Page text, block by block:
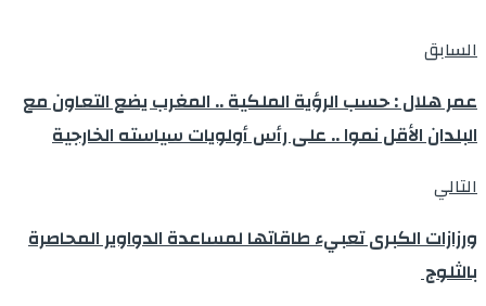
السابق
عمر هلال : حسب الرؤية الملكية .. المغرب يضع التعاون مع
البلدان الأقل نموا .. على رأس أولويات سياسته الخارجية
التالي
ورزازات الكبرى تعبيء طاقاتها لمساعدة الدواوير المحاصرة
بالثلوج